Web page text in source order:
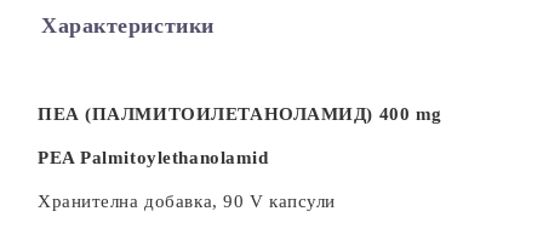
Характеристики
ПЕА (ПАЛМИТОИЛЕТАНОЛАМИД) 400 mg
PEA Palmitoylethanolamid
Хранителна добавка, 90 V капсули